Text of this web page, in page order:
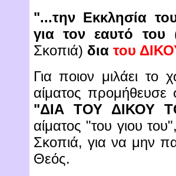
"...την Εκκλησία
για τον εαυτό του
Σκοπιά) δια του
Για ποιον μιλάει το
αίματος προμήθευσε
"ΔΙΑ ΤΟΥ ΔΙΚΟΥ
αίματος "του γιου
Σκοπιά, για να μην
Θεός.